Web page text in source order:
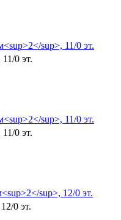
11/0 эт.
11/0 эт.
0 эт.